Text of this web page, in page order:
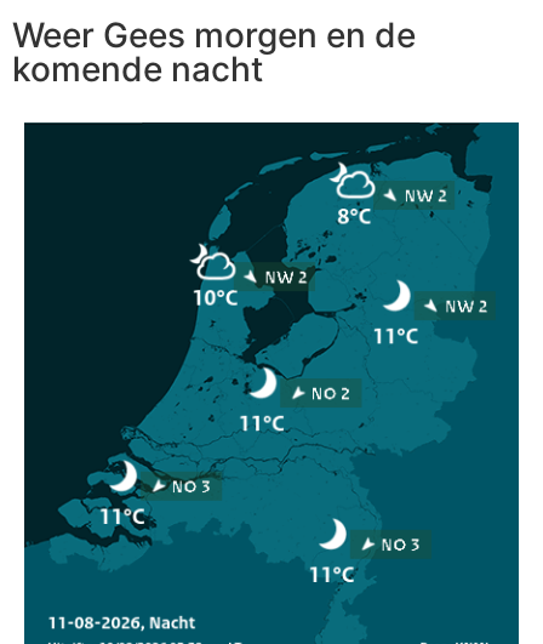
Weer Gees morgen en de
komende nacht